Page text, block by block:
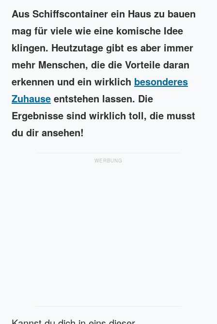
Aus Schiffscontainer ein Haus zu bauen
mag für viele wie eine komische Idee
klingen. Heutzutage gibt es aber immer
mehr Menschen, die die Vorteile daran
erkennen und ein wirklich besonderes
Zuhause entstehen lassen. Die
Ergebnisse sind wirklich toll, die musst
du dir ansehen!
WERBUNG